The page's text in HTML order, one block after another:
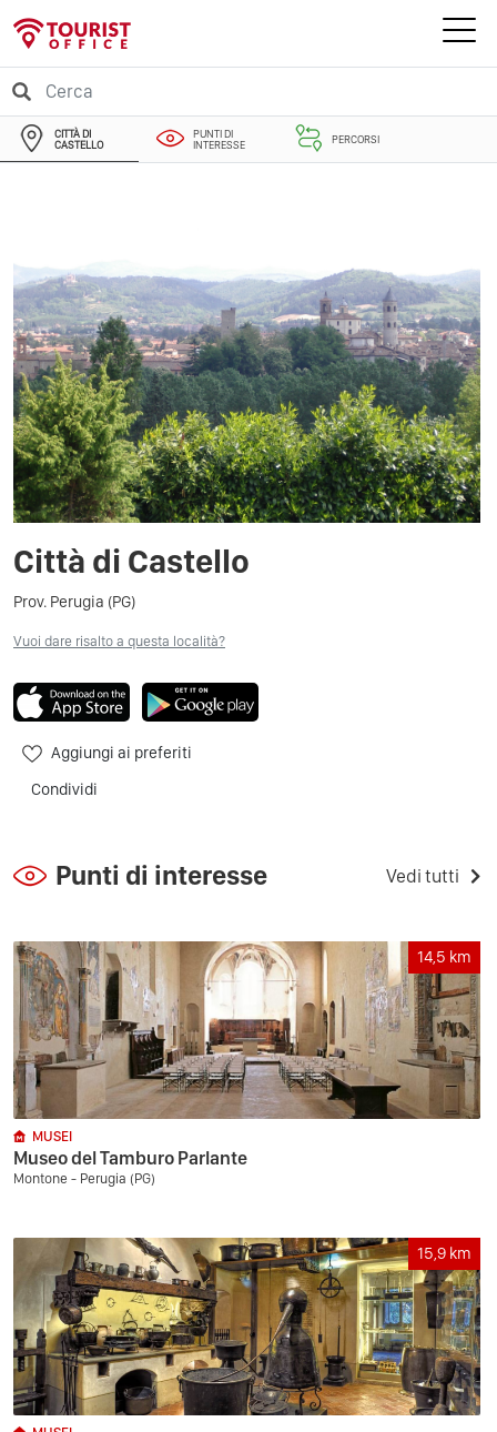
CITTÀ DI
CASTELLO
PUNTI DI
INTERESSE
PERCORSI
Città di Castello
Prov. Perugia (PG)
Vuoi dare risalto a questa località?
Aggiungi ai preferiti
Condividi
Punti di interesse Vedi tutti
14,5 km
MUSEI
Museo del Tamburo Parlante
Montone - Perugia (PG)
15,9 km